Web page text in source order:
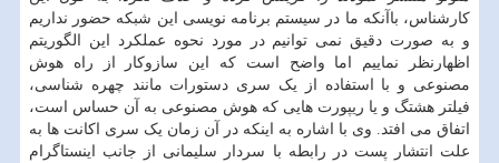
کارشناس، باآنکه ما در سیستم برنامه نویسی این شبکه حضور نداریم
و به صورت دقیق نمی توانیم در مورد نحوه عملکرد این الگوریتم
اظهارنظر نماییم اما واضح است که این سازوکار از راه هوش
مصنوعی و با استفاده از یک سری دستورات مانند چهره شناسی،
فیلتر هشتگ و یا ریپورت هایی که هوش مصنوعی به آن حساس است،
اتفاق می افتد. وی با اشاره به اینکه در آن زمان یک سری اکانت ها به
علت انتشار پست در رابطه با سردار سلیمانی از جانب اینستاگرام